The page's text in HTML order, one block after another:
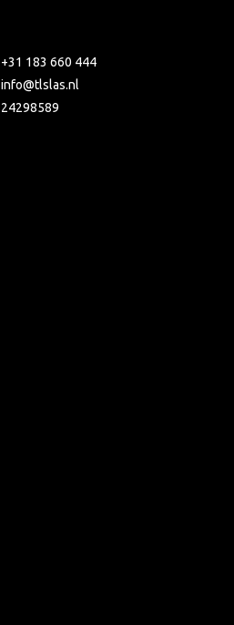
+31 183 660 444
info@tlslas.nl
24298589